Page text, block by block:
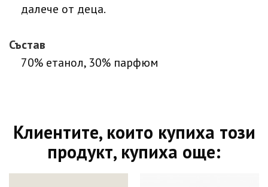
далече от деца.
Състав
70% етанол, 30% парфюм
Клиентите, които купиха този
продукт, купиха още: